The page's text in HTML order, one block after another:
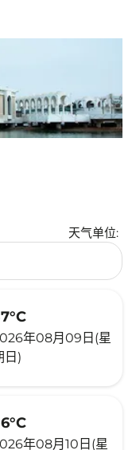
天气单位:
年08月09日(星
日)
年08月10日(星